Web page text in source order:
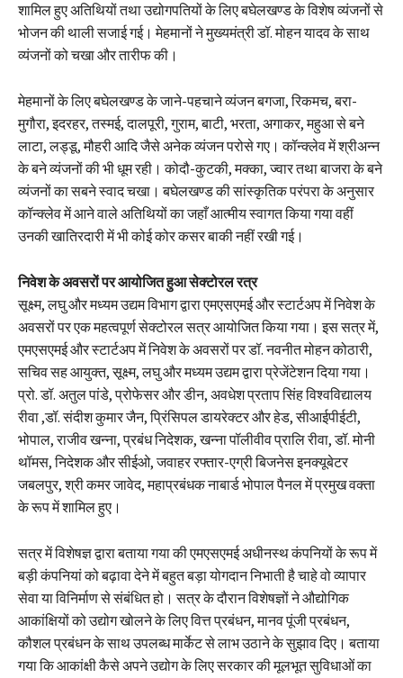
शामिल हुए अतिथियों तथा उद्योगपतियों के लिए बघेलखण्ड के विशेष व्यंजनों से
भोजन की थाली सजाई गई। मेहमानों ने मुख्यमंत्री डॉ. मोहन यादव के साथ
व्यंजनों को चखा और तारीफ की।
मेहमानों के लिए बघेलखण्ड के जाने-पहचाने व्यंजन बगजा, रिकमच, बरा-
मुगौरा, इदरहर, तस्मई, दालपूरी, गुराम, बाटी, भरता, अगाकर, महुआ से बने
लाटा, लड्डू, मौहरी आदि जैसे अनेक व्यंजन परोसे गए। कॉन्क्लेव में श्रीअन्न
के बने व्यंजनों की भी धूम रही। कोदौ-कुटकी, मक्का, ज्वार तथा बाजरा के बने
व्यंजनों का सबने स्वाद चखा। बघेलखण्ड की सांस्कृतिक परंपरा के अनुसार
कॉन्क्लेव में आने वाले अतिथियों का जहाँ आत्मीय स्वागत किया गया वहीं
उनकी खातिरदारी में भी कोई कोर कसर बाकी नहीं रखी गई।
निवेश के अवसरों पर आयोजित हुआ सेक्टोरल रत्र
सूक्ष्म, लघु और मध्यम उद्यम विभाग द्वारा एमएसएमई और स्टार्टअप में निवेश के
अवसरों पर एक महत्वपूर्ण सेक्टोरल सत्र आयोजित किया गया। इस सत्र में,
एमएसएमई और स्टार्टअप में निवेश के अवसरों पर डॉ. नवनीत मोहन कोठारी,
सचिव सह आयुक्त, सूक्ष्म, लघु और मध्यम उद्यम द्वारा प्रेजेंटेशन दिया गया।
प्रो. डॉ. अतुल पांडे, प्रोफेसर और डीन, अवधेश प्रताप सिंह विश्वविद्यालय
रीवा ,डॉ. संदीश कुमार जैन, प्रिंसिपल डायरेक्टर और हेड, सीआईपीईटी,
भोपाल, राजीव खन्ना, प्रबंध निदेशक, खन्ना पॉलीवीव प्रालि रीवा, डॉ. मोनी
थॉमस, निदेशक और सीईओ, जवाहर रफ्तार-एग्री बिजनेस इनक्यूबेटर
जबलपुर, श्री कमर जावेद, महाप्रबंधक नाबार्ड भोपाल पैनल में प्रमुख वक्ता
के रूप में शामिल हुए।
सत्र में विशेषज्ञ द्वारा बताया गया की एमएसएमई अधीनस्थ कंपनियों के रूप में
बड़ी कंपनियां को बढ़ावा देने में बहुत बड़ा योगदान निभाती है चाहे वो व्यापार
सेवा या विनिर्माण से संबंधित हो। सत्र के दौरान विशेषज्ञों ने औद्योगिक
आकांक्षियों को उद्योग खोलने के लिए वित्त प्रबंधन, मानव पूंजी प्रबंधन,
कौशल प्रबंधन के साथ उपलब्ध मार्केट से लाभ उठाने के सुझाव दिए। बताया
गया कि आकांक्षी कैसे अपने उद्योग के लिए सरकार की मूलभूत सुविधाओं का